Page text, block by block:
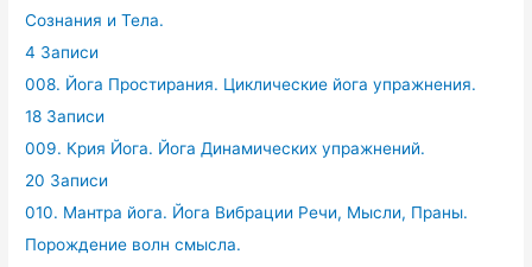
Сознания и Тела.
4 Записи
008. Йога Простирания. Циклические йога упражнения.
18 Записи
009. Крия Йога. Йога Динамических упражнений.
20 Записи
010. Мантра йога. Йога Вибрации Речи, Мысли, Праны.
Порождение волн смысла.